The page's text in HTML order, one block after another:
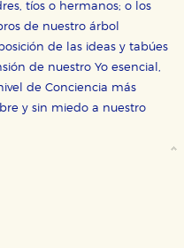
tíos o hermanos; o los
de nuestro árbol
de las ideas y tabúes
de nuestro Yo esencial,
de Conciencia más
y sin miedo a nuestro